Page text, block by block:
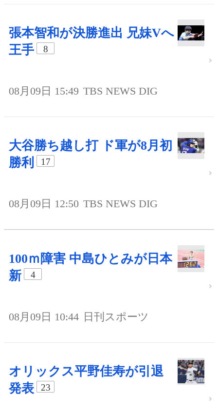
張本智和が決勝進出 兄妹Vへ
王手
8
08月09日 15:49 TBS NEWS DIG
大谷勝ち越し打 ド軍が8月初
勝利
17
08月09日 12:50 TBS NEWS DIG
100ｍ障害 中島ひとみが日本
新
4
08月09日 10:44 日刊スポーツ
オリックス平野佳寿が引退
発表
23